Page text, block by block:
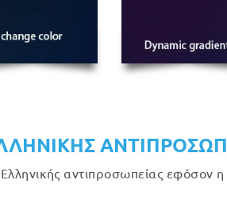
αντιπροσωπείας εφόσον η